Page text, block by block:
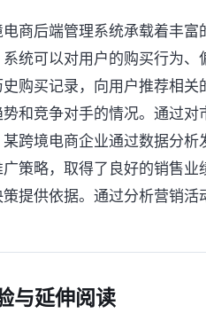
电商后端管理系统承载着丰
统可以对用户的购买行为
史购买记录，向用户推荐相
和竞争对手的情况。通过
某跨境电商企业通过数据分
策略，取得了良好的销售
提供依据。通过分析营销活
与延伸阅读